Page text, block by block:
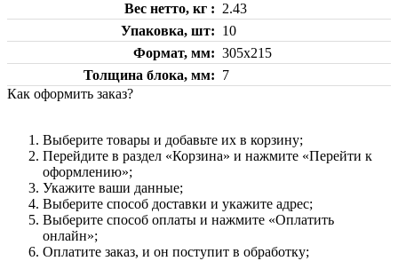
Вес нетто, кг
2.43
Упаковка, шт
10
Формат, мм
305х215
Толщина блока, мм
7
Как оформить заказ?
Выберите товары и добавьте их в корзину;
Перейдите в раздел «Корзина» и нажмите «Перейти к
оформлению»;
Укажите ваши данные;
Выберите способ доставки и укажите адрес;
Выберите способ оплаты и нажмите «Оплатить
онлайн»;
Оплатите заказ, и он поступит в обработку;